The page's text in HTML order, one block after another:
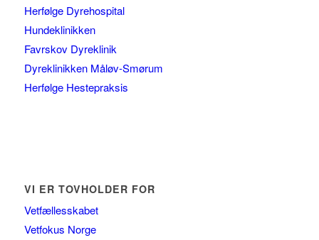
Herfølge Dyrehospital
Hundeklinikken
Favrskov Dyreklinik
Dyreklinikken Måløv-Smørum
Herfølge Hestepraksis
VI ER TOVHOLDER FOR
Vetfællesskabet
Vetfokus Norge